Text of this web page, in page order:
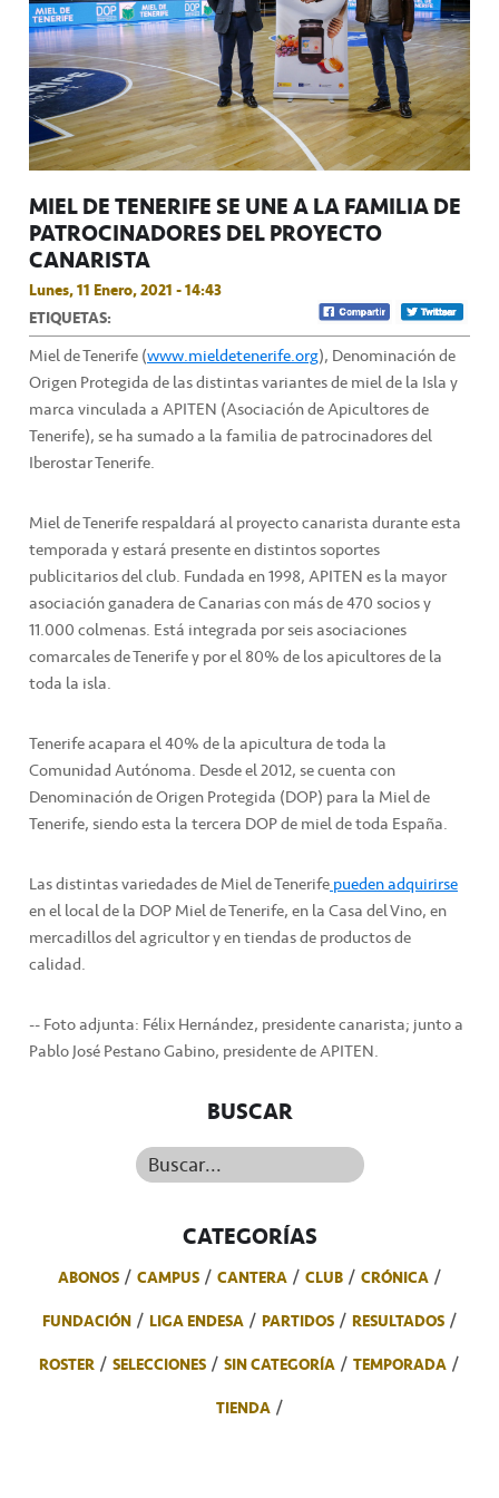
MIEL DE TENERIFE SE UNE A LA FAMILIA DE
PATROCINADORES DEL PROYECTO
CANARISTA
Lunes, 11 Enero, 2021 - 14:43
ETIQUETAS:
Miel de Tenerife (www.mieldetenerife.org), Denominación de
Origen Protegida de las distintas variantes de miel de la Isla y
marca vinculada a APITEN (Asociación de Apicultores de
Tenerife), se ha sumado a la familia de patrocinadores del
Iberostar Tenerife.
Miel de Tenerife respaldará al proyecto canarista durante esta
temporada y estará presente en distintos soportes
publicitarios del club. Fundada en 1998, APITEN es la mayor
asociación ganadera de Canarias con más de 470 socios y
11.000 colmenas. Está integrada por seis asociaciones
comarcales de Tenerife y por el 80% de los apicultores de la
toda la isla.
Tenerife acapara el 40% de la apicultura de toda la
Comunidad Autónoma. Desde el 2012, se cuenta con
Denominación de Origen Protegida (DOP) para la Miel de
Tenerife, siendo esta la tercera DOP de miel de toda España.
Las distintas variedades de Miel de Tenerifepueden adquirirse
en el local de la DOP Miel de Tenerife, en la Casa del Vino, en
mercadillos del agricultor y en tiendas de productos de
calidad.
-- Foto adjunta: Félix Hernández, presidente canarista; junto a
Pablo José Pestano Gabino, presidente de APITEN.
BUSCAR
Buscar...
CATEGORÍAS
ABONOS CAMPUS CANTERA CLUB
CRÓNICA
FUNDACIÓN
LIGA ENDESA PARTIDOS
RESULTADOS
ROSTER
SELECCIONES SIN CATEGORÍA
TEMPORADA
TIENDA